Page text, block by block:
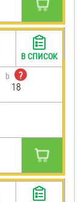
b
?
18
В СПИСОК